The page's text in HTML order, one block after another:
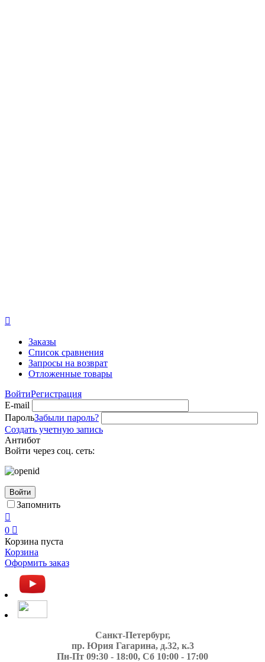

Заказы
Список сравнения
Запросы на возврат
Отложенные товары
ВойтиРегистрация
E-mail
ПарольЗабыли пароль?
Создать учетную запись
Антибот
Войти через соц. сеть:
Войти
Запомнить

0 
Корзина пуста
Корзина
Оформить заказ
Санкт-Петербург,
пр. Юрия Гагарина, д.32, к.3
Пн-Пт 09:30 - 18:00, Сб 10:00 - 17:00